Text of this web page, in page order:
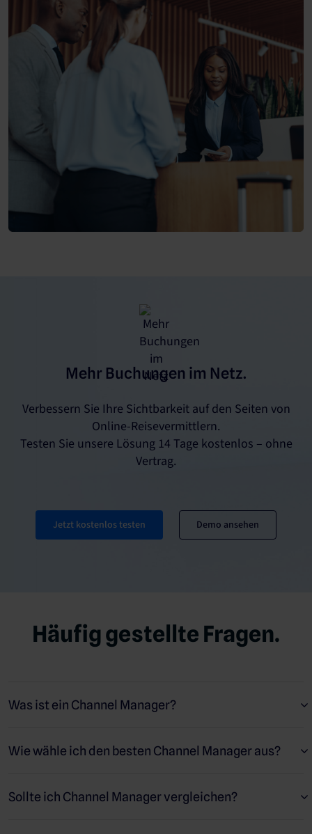
Mehr Buchungen im Netz.
Verbessern Sie Ihre Sichtbarkeit auf den Seiten von
Online-Reisevermittlern.
Testen Sie unsere Lösung 14 Tage kostenlos – ohne
Vertrag.
Jetzt kostenlos testen Demo ansehen
Häufig gestellte Fragen.
Was ist ein Channel Manager?
allen verknüpften Buchungsseiten verkaufen (z. B.
Ihre Verfügbarkeit in Echtzeit auf allen Websites und in Ihrem
Wie wähle ich den besten Channel Manager aus?
Sollte ich Channel Manager vergleichen?